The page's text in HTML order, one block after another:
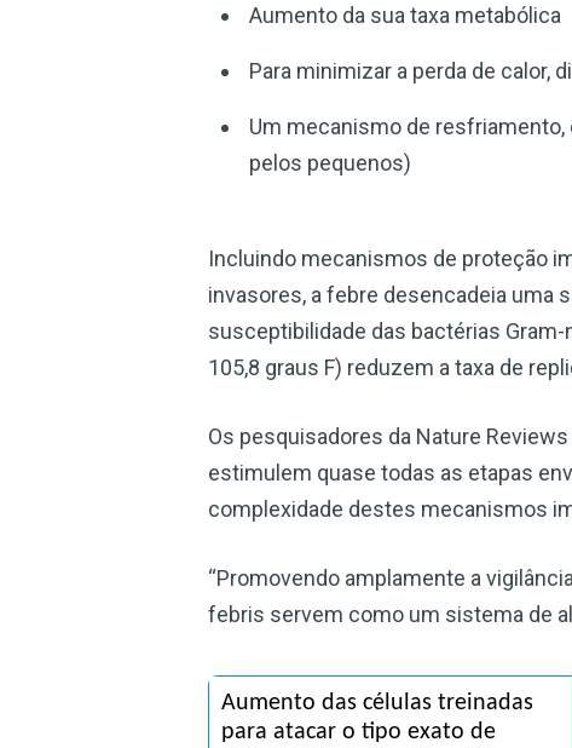
Aumento da sua taxa metabólica
Para minimizar a perda de calor,
Um mecanismo de
pelos pequenos)
Incluindo mecanismos de proteção
invasores, a febre desencadeia uma
susceptibilidade das bactérias
105,8 graus F) reduzem a taxa de
Os pesquisadores da Nature
estimulem quase todas as etapas
complexidade destes mecanismos
“Promovendo amplamente a
febris servem como um sistema de
Aumento das células treinadas
para atacar o tipo exato de